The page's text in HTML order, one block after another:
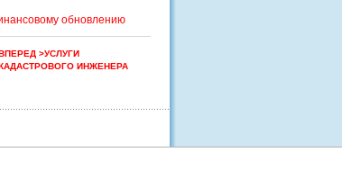
обновлению
>УСЛУГИ
ИНЖЕНЕРА